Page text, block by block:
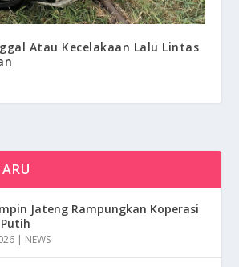
Atau Kecelakaan Lalu Lintas
Jateng Rampungkan Koperasi
| NEWS